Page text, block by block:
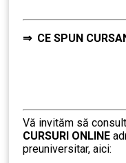
⇒ CE SPUN
Vă invităm să
CURSURI ONLINE
preuniversitar, aici: